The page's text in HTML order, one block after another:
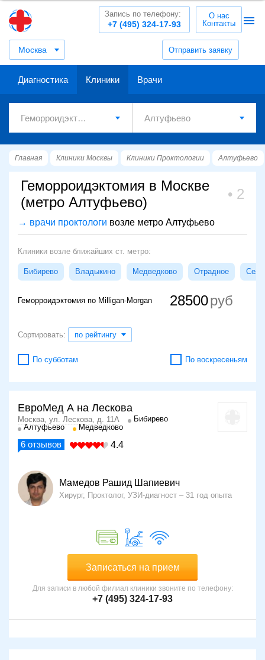
Москва Отправить заявку
+7 (495) 324-17-93
Запись по телефону:
О нас
Контакты
Диагностика Клиники Врачи
Главная Клиники Москвы Клиники Проктологии Алтуфьево
Геморроидэктомия в Москве
(метро Алтуфьево)
2
→ врачи проктологи возле метро Алтуфьево
Клиники возле ближайших ст. метро:
Бибирево Владыкино Медведково Отрадное
Геморроидэктомия по Milligan-Morgan 28500
Сортировать: по рейтингу
По субботам По воскресеньям
ЕвроМед А на Лескова
Москва, ул. Лескова, д. 11А
Бибирево
Алтуфьево
Медведково
6 отзывов 4.4
Мамедов Рашид Шапиевич
Хирург, Проктолог, УЗИ-диагност 31 год опыта
Записаться на прием
Для записи в любой филиал клиники звоните по телефону:
+7 (495) 324-17-93